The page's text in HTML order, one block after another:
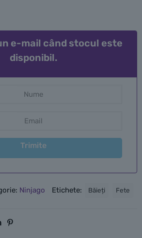
e-mail când stocul este
disponibil.
Trimite
Ninjago Etichete: Băieți Fete